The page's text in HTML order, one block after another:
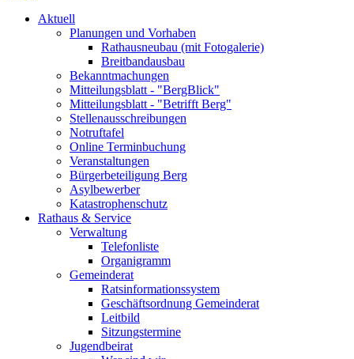
Aktuell
Planungen und Vorhaben
Rathausneubau (mit Fotogalerie)
Breitbandausbau
Bekanntmachungen
Mitteilungsblatt - "BergBlick"
Mitteilungsblatt - "Betrifft Berg"
Stellenausschreibungen
Notruftafel
Online Terminbuchung
Veranstaltungen
Bürgerbeteiligung Berg
Asylbewerber
Katastrophenschutz
Rathaus & Service
Verwaltung
Telefonliste
Organigramm
Gemeinderat
Ratsinformationssystem
Geschäftsordnung Gemeinderat
Leitbild
Sitzungstermine
Jugendbeirat